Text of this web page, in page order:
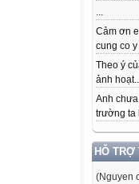
...
Cảm ơn
cung co
Theo ý
ảnh
Anh
trường ta
HỖ TRỢ
(Nguyen